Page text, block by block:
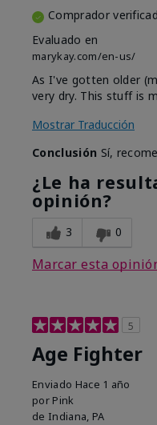
Comprador
Evaluado en
marykay.com/en-us/
As I've gotten older
very dry. This stuff is
Mostrar Traducción
Conclusión Sí,
¿Le ha
opinión?
3 0
Marcar esta
5
Age Fighter
Enviado Hace 1 año
por Pink
de Indiana, PA